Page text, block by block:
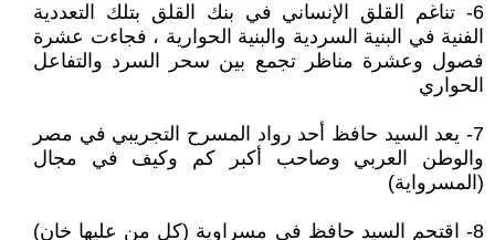
6- تناغم القلق الإنساني في بنك القلق بتلك التعددية
الفنية في البنية السردية والبنية الحوارية ، فجاءت عشرة
فصول وعشرة مناظر تجمع بين سحر السرد والتفاعل
الحواري
7- يعد السيد حافظ أحد رواد المسرح التجريبي في مصر
والوطن العربي وصاحب أكبر كم وكيف في مجال
(المسرواية)
8- اقتحم السيد حافظ في مسراوية (كل من عليها خان)